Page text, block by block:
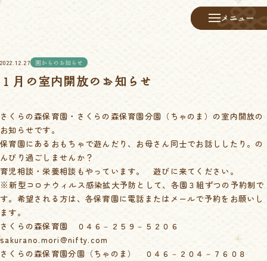
メニュー
メニュー
2022.12.27 園からのお知らせ
１月の室内開放のお知らせ
さくらの森保育園・さくらの森保育園分園（ちゃのま）の室内開放の
お知らせです。
保育園にあるおもちゃで遊んだり、お母さん同士でお話ししたり。の
んびり過ごしませんか？
育児相談・栄養相談もやっています。 遊びに来てください。
※新型コロナウィルス感染拡大予防として、各園３組ずつの予約制で
す。希望される方は、各保育園に電話またはメールで予約をお願いし
ます。
さくらの森保育園 ０４６－２５９－５２０６
sakurano.mori@nifty.com
さくらの森保育園分園（ちゃのま） ０４６－２０４－７６０８